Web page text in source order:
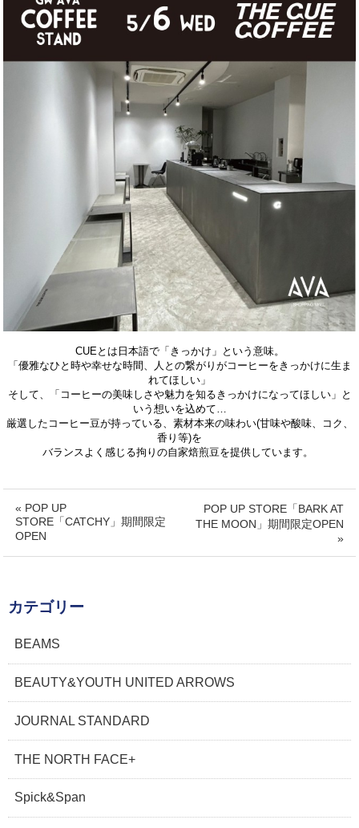
CUEとは日本語で「きっかけ」という意味。
「優雅なひと時や幸せな時間、人との繋がりがコーヒーをきっかけに生ま
れてほしい」
そして、「コーヒーの美味しさや魅力を知るきっかけになってほしい」と
いう想いを込めて…
厳選したコーヒー豆が持っている、素材本来の味わい(甘味や酸味、コク、
香り等)を
バランスよく感じる拘りの自家焙煎豆を提供しています。
« POP UP
STORE「CATCHY」期間限定
OPEN
POP UP STORE「BARK AT
THE MOON」期間限定OPEN
»
カテゴリー
BEAMS
BEAUTY&YOUTH UNITED ARROWS
JOURNAL STANDARD
THE NORTH FACE+
Spick&Span